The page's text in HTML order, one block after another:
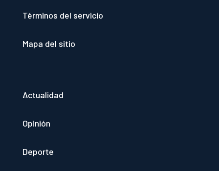
Términos del servicio
Mapa del sitio
Actualidad
Opinión
Deporte